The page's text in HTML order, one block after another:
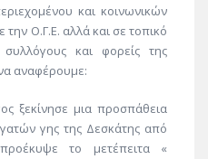
και κοινωνικών
Ο.Γ.Ε. αλλά και σε τοπικό
και φορείς της
να αναφέρουμε:
ξεκίνησε μια προσπάθεια
γης της Δεσκάτης από
το μετέπειτα «